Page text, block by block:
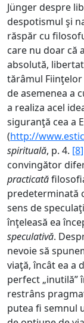
Jünger despre
despotismul şi
răspăr cu
care nu doar că
absolută,
tărâmul
de asemenea a
a realiza acel
siguranţă cea a
(http://
spirituală, p. 4. [8]
convingător
practicată
predeterminată
sens de
înţeleasă ea
speculativă.
nevoie să
viaţă, încât ea a
perfect „inutilă”
restrâns
putea fi semnul